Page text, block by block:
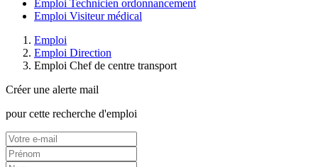
Emploi Technicien ordonnancement
Emploi Visiteur médical
Emploi
Emploi Direction
Emploi Chef de centre transport
Créer une alerte mail
pour cette recherche d'emploi